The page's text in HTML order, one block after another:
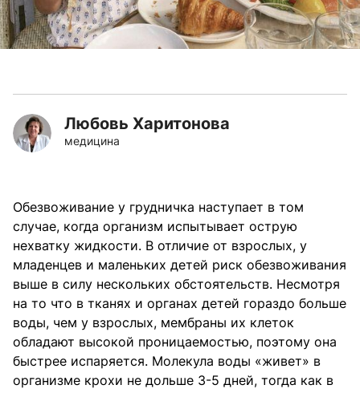
Любовь Харитонова
медицина
Обезвоживание у грудничка наступает в том
случае, когда организм испытывает острую
нехватку жидкости. В отличие от взрослых, у
младенцев и маленьких детей риск обезвоживания
выше в силу нескольких обстоятельств. Несмотря
на то что в тканях и органах детей гораздо больше
воды, чем у взрослых, мембраны их клеток
обладают высокой проницаемостью, поэтому она
быстрее испаряется. Молекула воды «живет» в
организме крохи не дольше 3-5 дней, тогда как в